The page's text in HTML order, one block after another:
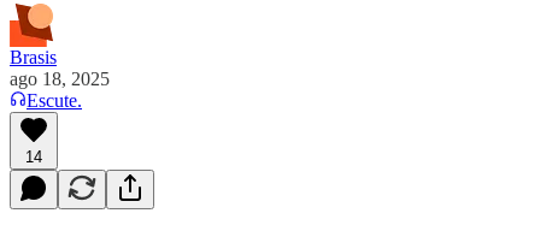
Brasis
ago 18, 2025
Escute.
14